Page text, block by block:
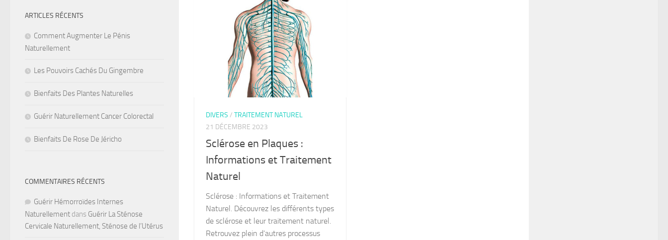
DIVERS / TRAITEMENT NATUREL
21 DÉCEMBRE 2023
Sclérose en Plaques :
Informations et Traitement
Naturel
Sclérose : Informations et Traitement
Naturel. Découvrez les différents types
de sclérose et leur traitement naturel.
Retrouvez plein d’autres processus
ARTICLES RÉCENTS
Comment Augmenter Le Pénis
Naturellement
Les Pouvoirs Cachés Du Gingembre
Bienfaits Des Plantes Naturelles
Guérir Naturellement Cancer Colorectal
Bienfaits De Rose De Jéricho
COMMENTAIRES RÉCENTS
Guérir Hémorroïdes Internes
Naturellement dans Guérir La Sténose
Cervicale Naturellement, Sténose de l’Utérus